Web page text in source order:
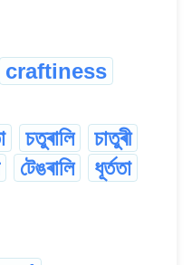
craftiness
চতুৰালি
চাতুৰী
টেঙৰালি
ধূৰ্ততা